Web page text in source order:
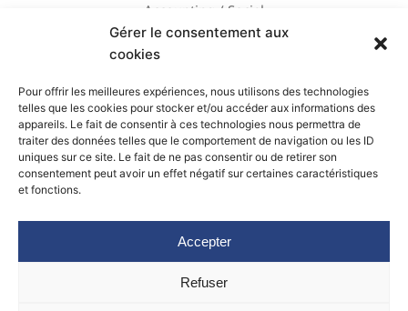
Gérer le consentement aux
cookies
Pour offrir les meilleures expériences, nous utilisons des technologies
telles que les cookies pour stocker et/ou accéder aux informations des
appareils. Le fait de consentir à ces technologies nous permettra de
traiter des données telles que le comportement de navigation ou les ID
uniques sur ce site. Le fait de ne pas consentir ou de retirer son
consentement peut avoir un effet négatif sur certaines caractéristiques
et fonctions.
Accepter
Refuser
Accounting / Social
Damien MENDEL
Business Manager
+33 (0)3 89 62 06 44